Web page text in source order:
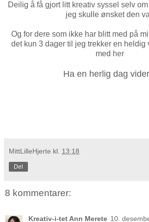
Deilig å få gjort litt kreativ syssel selv
jeg skulle ønsket den
Og for dere som ikke har blitt med på
det kun 3 dager til jeg trekker en heldig
med her
Ha en herlig dag
MittLilleHjerte kl. 13:18
Del
8 kommentarer:
Kreativ-i-tet Ann Merete 10.